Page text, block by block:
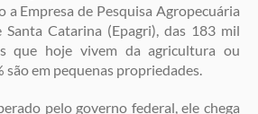
a Empresa de Pesquisa Agropecuária
Santa Catarina (Epagri), das 183 mil
que hoje vivem da agricultura ou
são em pequenas propriedades.
pelo governo federal, ele chega